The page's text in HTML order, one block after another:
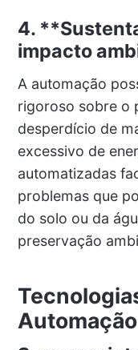
4.
impacto
A automação
rigoroso sobre o
desperdício de
excessivo de
automatizadas
problemas que
do solo ou da
preservação